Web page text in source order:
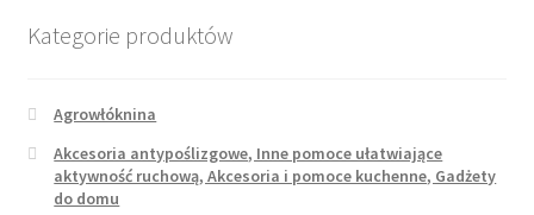
Kategorie produktów
Agrowłóknina
Akcesoria antypoślizgowe, Inne pomoce ułatwiające
aktywność ruchową, Akcesoria i pomoce kuchenne, Gadżety
do domu